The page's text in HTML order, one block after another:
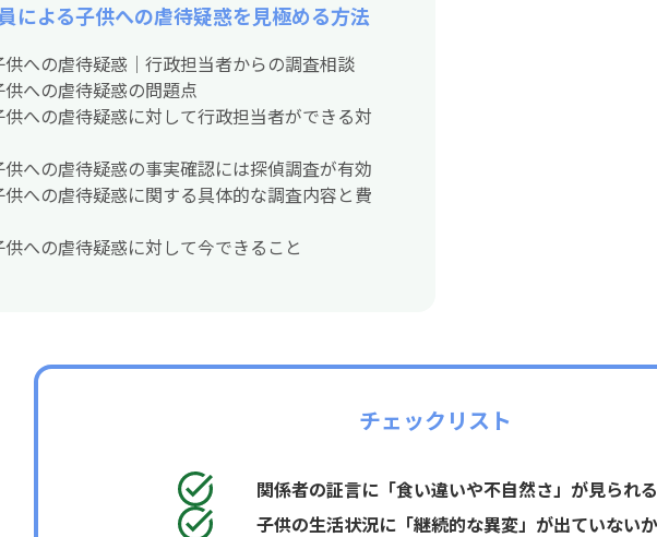
による子供への虐待疑惑を見極める方法
への虐待疑惑｜行政担当者からの調査相談
への虐待疑惑の問題点
への虐待疑惑に対して行政担当者ができる対
への虐待疑惑の事実確認には探偵調査が有効
への虐待疑惑に関する具体的な調査内容と費
への虐待疑惑に対して今できること
チェックリスト
関係者の証言に「食い違いや不自然さ」が見られ
子供の生活状況に「継続的な異変」が出ていないか